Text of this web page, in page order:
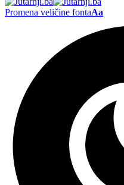
Promena veličine fontaAa